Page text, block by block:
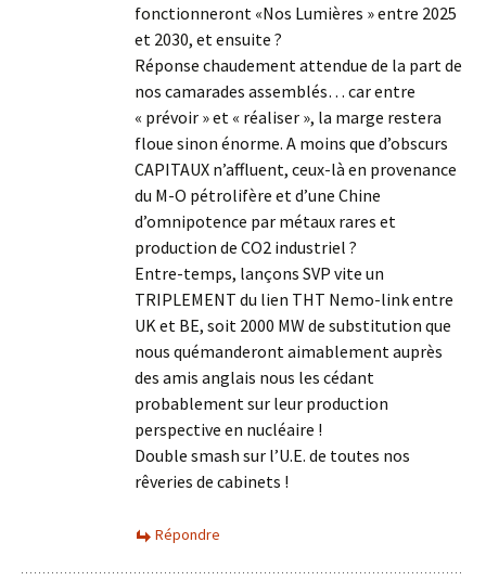
fonctionneront «Nos Lumières » entre 2025
et 2030, et ensuite ?
Réponse chaudement attendue de la part de
nos camarades assemblés… car entre
« prévoir » et « réaliser », la marge restera
floue sinon énorme. A moins que d’obscurs
CAPITAUX n’affluent, ceux-là en provenance
du M-O pétrolifère et d’une Chine
d’omnipotence par métaux rares et
production de CO2 industriel ?
Entre-temps, lançons SVP vite un
TRIPLEMENT du lien THT Nemo-link entre
UK et BE, soit 2000 MW de substitution que
nous quémanderont aimablement auprès
des amis anglais nous les cédant
probablement sur leur production
perspective en nucléaire !
Double smash sur l’U.E. de toutes nos
rêveries de cabinets !
Répondre